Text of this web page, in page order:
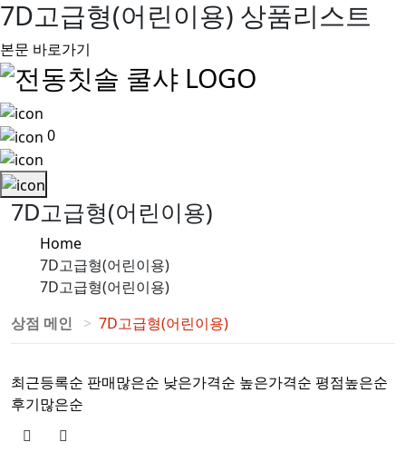
7D고급형(어린이용) 상품리스트
본문 바로가기
0
7D고급형(어린이용)
Home
7D고급형(어린이용)
7D고급형(어린이용)
상점 메인
7D고급형(어린이용)
최근등록순 판매많은순 낮은가격순 높은가격순 평점높은순
후기많은순